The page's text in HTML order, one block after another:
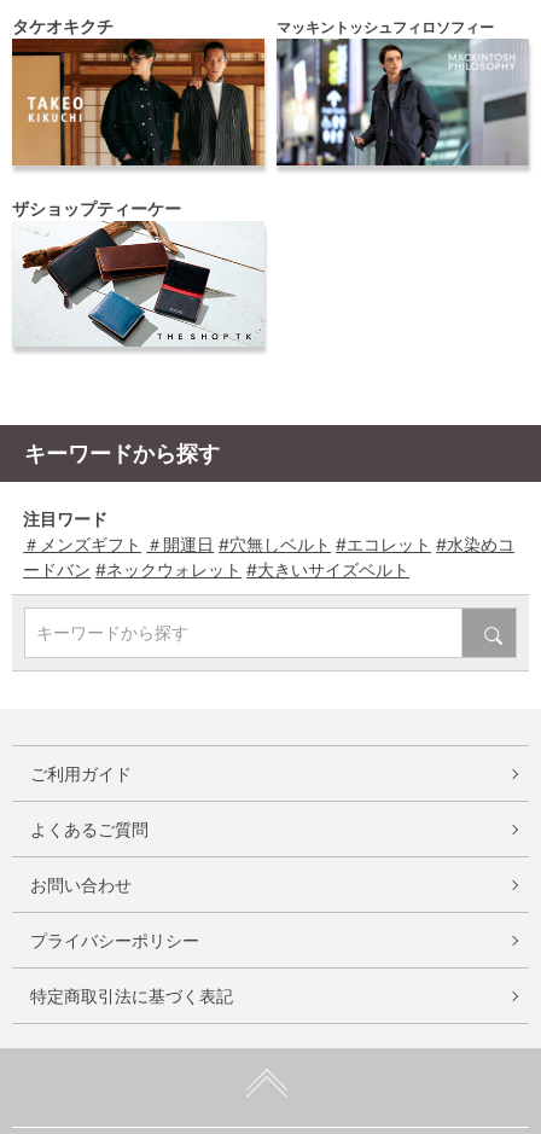
タケオキクチ マッキントッシュフィロソフィー
ザショップティーケー
キーワードから探す
注目ワード
＃メンズギフト ＃開運日 #穴無しベルト #エコレット #水染めコ
ードバン #ネックウォレット #大きいサイズベルト
キーワードから探す
ご利用ガイド
よくあるご質問
お問い合わせ
プライバシーポリシー
特定商取引法に基づく表記